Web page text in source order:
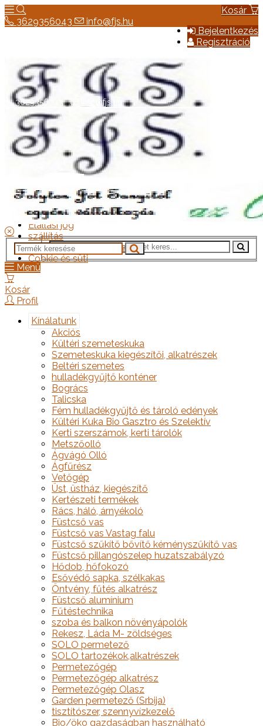
Kosár
Bejelentkezés
Regisztráció
3629356043 info@fjs.hu
Hírek
Elérhetőség
Általános szerződési feltételek
Elállási jog
szállítás
Adatkezelési tájékoztató
Cookie és süti
3629356043 info@fjs.hu
Menü
Kosár
Profil
Kínálatunk
Akciós
Kültéri szemeteskuka
Szemeteskuka kiegészítői, alkatrészek
Beltéri szemetes
hulladékgyűjtő konténer
Bogrács
Talicska
Fém hulladékgyűjtő és tároló edények
Kültéri Kuka Bio Gasztro és Szelektív
Kerti szerszámok, kerti tárolók
Metszőolló
Ágvágó Olló
Ágfűrész
Vetőgép
Üst, üstház, kiegészítő
Kertészeti termékek
Rács, háló, árnyékoló
Füstcső vas
Füstcső vas Vastag falu
Füstcső szűkítő bővítő kéményszűkítő vas
Füstcső pillangószelep huzatszabályzó
Hődob, hőfokozó
Esővédő sapka, szélkakas
Öntvény, fűtés alkatrész
Füstcső alumínium
Fűtéstechnika
szoba és balkon növényápolók
Rekesz, Láda M- zöldséges
SOLO permetező
SOLO tartozékok,alkatrészek
Permetezőgép
Permetezőgép alkatrész
Permetezőgép Olasz
Garden permetező (Srbija)
tisztítószer, szennyvízkezelő
Bio/öko gazdaságban használható